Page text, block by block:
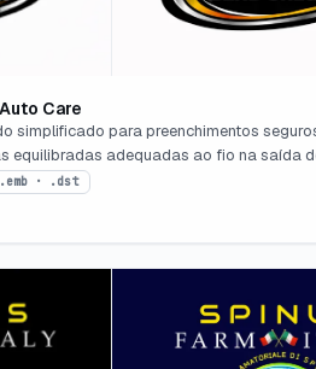
Care
simplificado para preenchimentos
equilibradas adequadas ao fio na saída
.emb · .dst